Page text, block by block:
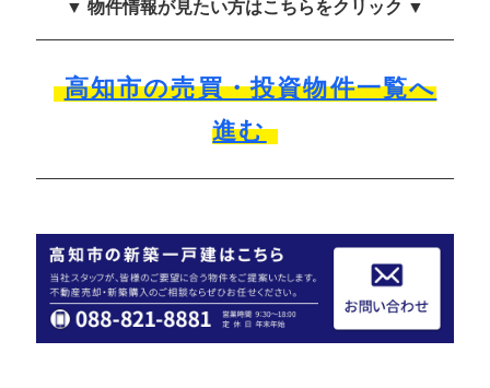
▼ 物件情報が見たい方はこちらをクリック ▼
高知市の売買・投資物件一覧へ
進む